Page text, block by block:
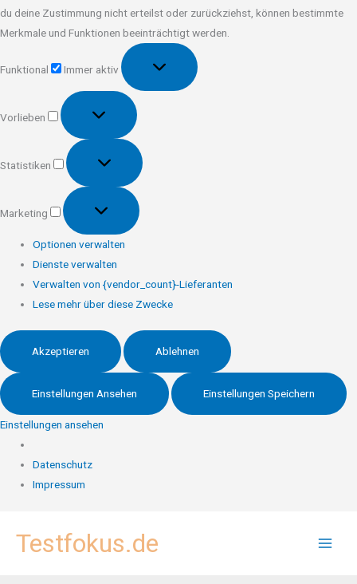
du deine Zustimmung nicht erteilst oder zurückziehst, können bestimmte
Merkmale und Funktionen beeinträchtigt werden.
Funktional
Immer aktiv
Vorlieben
Vorlieben
Statistiken
Statistiken
Marketing
Marketing
Optionen verwalten
Dienste verwalten
Verwalten von {vendor_count}-Lieferanten
Lese mehr über diese Zwecke
Akzeptieren Ablehnen
Einstellungen Ansehen Einstellungen Speichern
Einstellungen ansehen
Datenschutz
Impressum
InhaltTestfokus.de